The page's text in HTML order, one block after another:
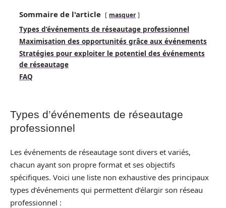
Sommaire de l'article masquer
Types d’événements de réseautage professionnel
Maximisation des opportunités grâce aux événements
Stratégies pour exploiter le potentiel des événements
de réseautage
FAQ
Types d’événements de réseautage
professionnel
Les événements de réseautage sont divers et variés,
chacun ayant son propre format et ses objectifs
spécifiques. Voici une liste non exhaustive des principaux
types d’événements qui permettent d’élargir son réseau
professionnel :